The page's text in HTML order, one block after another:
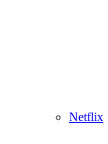
Netflix